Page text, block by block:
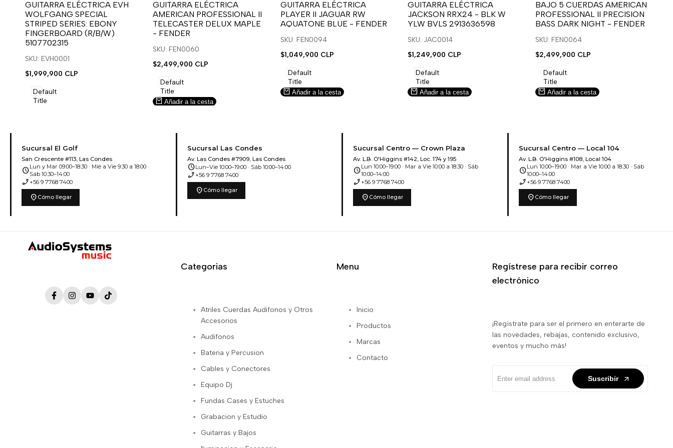
para
usar
la
lista
de
deseos.
para
usar
Compare
GUITARRA ELÉCTRICA EVH
WOLFGANG SPECIAL
STRIPED SERIES: EBONY
FINGERBOARD (R/B/W)
5107702315
SKU: EVH0001
Precio
venta
$1,999,900 CLP
Default
Title
para
usar
la
lista
de
para
usar
Compare
GUITARRA ELÉCTRICA
AMERICAN PROFESSIONAL II
TELECASTER DELUX MAPLE
- FENDER
SKU: FEN0060
Precio
venta
$2,499,900 CLP
Default
Title
Añadir a la cesta
para
usar
la
lista
deseos.
para
usar
Compare
GUITARRA ELÉCTRICA
PLAYER II JAGUAR RW
AQUATONE BLUE - FENDER
SKU: FEN0094
Precio
venta
$1,049,900 CLP
Default
Title
Añadir a la cesta
para
usar
la
lista
deseos.
para
usar
Compare
GUITARRA ELÉCTRICA
JACKSON RRX24 - BLK W
YLW BVLS 2913636598
SKU: JAC0014
Precio
venta
$1,249,900 CLP
Default
Title
Añadir a la cesta
para
usar
la
lista
deseos.
para
usar
Compare
BAJO 5 CUERDAS AMERICAN
PROFESSIONAL II PRECISION
BASS DARK NIGHT - FENDER
SKU: FEN0064
Precio
venta
$2,499,900 CLP
Default
Title
Añadir a la cesta
Sucursal El Golf
San Crescente #113, Las Condes
scheduleLun y Mar 09:00–18:30 · Mié a Vie 9:30 a 18:00 ·
Sáb 10:30–14:00
phone_enabled +56 9 7768 7400
location_on Cómo llegar
Sucursal Las Condes
Av. Las Condes #7909, Las Condes
scheduleLun–Vie 10:00–19:00 · Sáb 10:00–14:00
phone_enabled +56 9 7768 7400
location_on Cómo llegar
Sucursal Centro — Crown Plaza
Av. L.B. O'Higgins #142, Loc. 174 y 195
scheduleLun 10:00–19:00 · Mar a Vie 10:00 a 18:30 · Sáb
10:00–14:00
phone_enabled +56 9 7768 7400
location_on Cómo llegar
Sucursal Centro — Local 104
Av. L.B. O'Higgins #108, Local 104
scheduleLun 10:00–19:00 · Mar a Vie 10:00 a 18:30 · Sáb
10:00–14:00
phone_enabled +56 9 7768 7400
location_on Cómo llegar
FacebookInstagramYouTubeTikTok
Categorias
Atriles Cuerdas Audifonos y Otros
Accesorios
Audifonos
Bateria y Percusion
Cables y Conectores
Equipo Dj
Fundas Cases y Estuches
Grabacion y Estudio
Guitarras y Bajos
Menu
Inicio
Productos
Marcas
Contacto
Regístrese para recibir correo
electrónico
¡Regístrate para ser el primero en enterarte de
las novedades, rebajas, contenido exclusivo,
eventos y mucho más!
Suscribir